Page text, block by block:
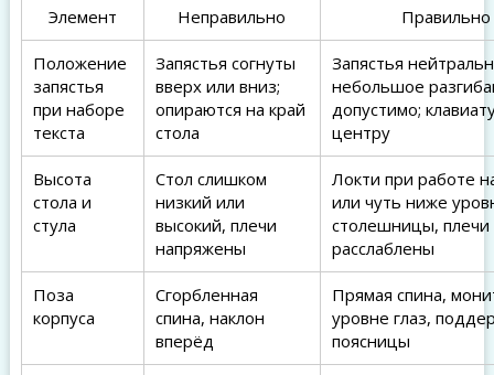
Элемент Неправильно Правильно
Положение
запястья
при наборе
текста
Запястья согнуты
вверх или вниз;
опираются на край
стола
Запястья
небольшое
допустимо;
центру
Высота
стола и
стула
Стол слишком
низкий или
высокий, плечи
напряжены
Локти при работе
или чуть ниже
столешницы, плечи
расслаблены
Поза
корпуса
Сгорбленная
спина, наклон
вперёд
Прямая спина,
уровне глаз,
поясницы